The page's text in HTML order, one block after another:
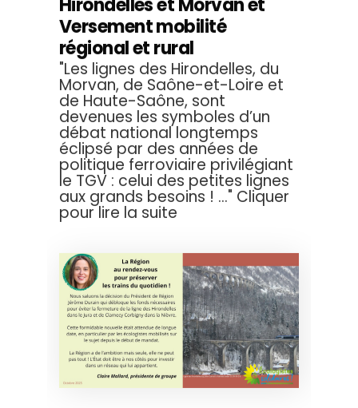
Versement mobilité
régional et rural
"Les lignes des Hirondelles, du
Morvan, de Saône-et-Loire et
de Haute-Saône, sont
devenues les symboles d’un
débat national longtemps
éclipsé par des années de
politique ferroviaire privilégiant
le TGV : celui des petites lignes
aux grands besoins ! ..." Cliquer
pour lire la suite